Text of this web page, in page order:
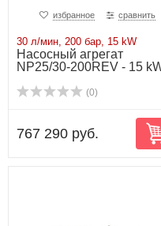
избранное сравнить
30 л/мин, 200 бар, 15 kW
Насосный агрегат
NP25/30-200REV - 15
(0)
767 290 руб.